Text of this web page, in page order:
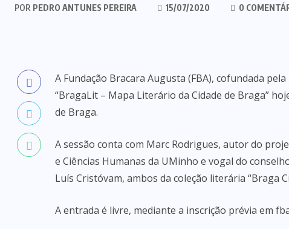
POR PEDRO ANTUNES PEREIRA 15/07/2020 0
A Fundação Bracara Augusta (FBA), cofundada
“BragaLit – Mapa Literário da Cidade de Braga”
de Braga.
A sessão conta com Marc Rodrigues, autor do
e Ciências Humanas da UMinho e vogal do
Luís Cristóvam, ambos da coleção literária “Braga
A entrada é livre, mediante a inscrição prévia em